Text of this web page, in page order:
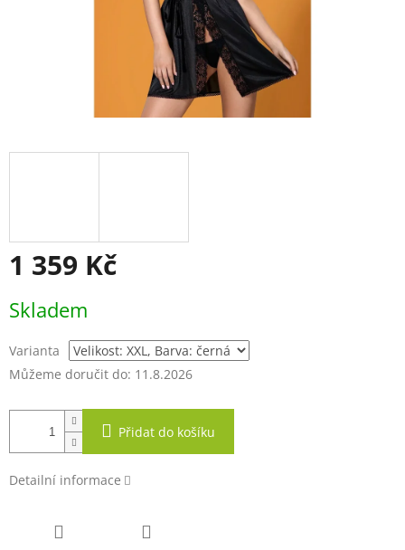
1 359 Kč
cena:
Skladem
Varianta
Můžeme doručit do: 11.8.2026
Přidat do košíku
Detailní informace